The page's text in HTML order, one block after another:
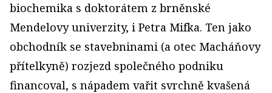
biochemika s doktorátem z brněnské
Mendelovy univerzity, i Petra Mifka. Ten jako
obchodník se stavebninami (a otec Macháňovy
přítelkyně) rozjezd společného podniku
financoval, s nápadem vařit svrchně kvašená